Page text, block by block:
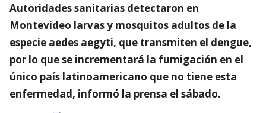
Autoridades sanitarias detectaron en
Montevideo larvas y mosquitos adultos de la
especie aedes aegyti, que transmiten el dengue,
por lo que se incrementará la fumigación en el
único país latinoamericano que no tiene esta
enfermedad, informó la prensa el sábado.